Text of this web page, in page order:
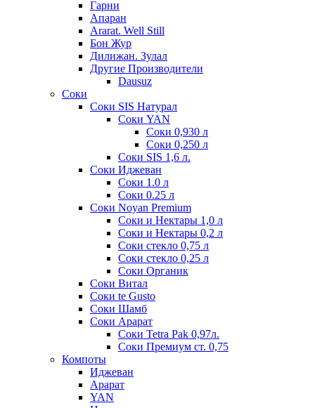
Гарни
Апаран
Ararat. Well Still
Бон Жур
Дилижан. Зулал
Другие Производители
Dausuz
Соки
Соки SIS Натурал
Соки YAN
Соки 0,930 л
Соки 0,250 л
Соки SIS 1,6 л.
Соки Иджеван
Соки 1.0 л
Соки 0.25 л
Соки Noyan Premium
Соки и Нектары 1,0 л
Соки и Нектары 0,2 л
Соки стекло 0,75 л
Соки стекло 0,25 л
Соки Органик
Соки Витал
Соки te Gusto
Соки Шамб
Соки Арарат
Соки Tetra Pak 0,97л.
Соки Премиум ст. 0,75
Компоты
Иджеван
Арарат
YAN